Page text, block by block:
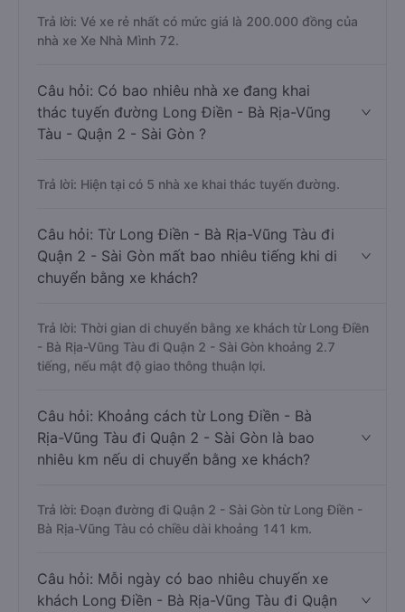
Trả lời: Vé xe rẻ nhất có mức giá là 200.000 đồng của
nhà xe Xe Nhà Mình 72.
Câu hỏi: Có bao nhiêu nhà xe đang khai
thác tuyến đường Long Điền - Bà Rịa-Vũng
Tàu - Quận 2 - Sài Gòn ?
Trả lời: Hiện tại có 5 nhà xe khai thác tuyến đường.
Câu hỏi: Từ Long Điền - Bà Rịa-Vũng Tàu đi
Quận 2 - Sài Gòn mất bao nhiêu tiếng khi di
chuyển bằng xe khách?
Trả lời: Thời gian di chuyển bằng xe khách từ Long Điền
- Bà Rịa-Vũng Tàu đi Quận 2 - Sài Gòn khoảng 2.7
tiếng, nếu mật độ giao thông thuận lợi.
Câu hỏi: Khoảng cách từ Long Điền - Bà
Rịa-Vũng Tàu đi Quận 2 - Sài Gòn là bao
nhiêu km nếu di chuyển bằng xe khách?
Trả lời: Đoạn đường đi Quận 2 - Sài Gòn từ Long Điền -
Bà Rịa-Vũng Tàu có chiều dài khoảng 141 km.
Câu hỏi: Mỗi ngày có bao nhiêu chuyến xe
khách Long Điền - Bà Rịa-Vũng Tàu đi Quận